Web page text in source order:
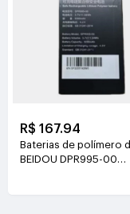
R$ 167.94
Baterias de polímero
BEIDOU DPR995-00